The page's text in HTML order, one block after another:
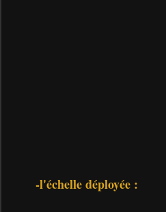
-l'échelle déployée :